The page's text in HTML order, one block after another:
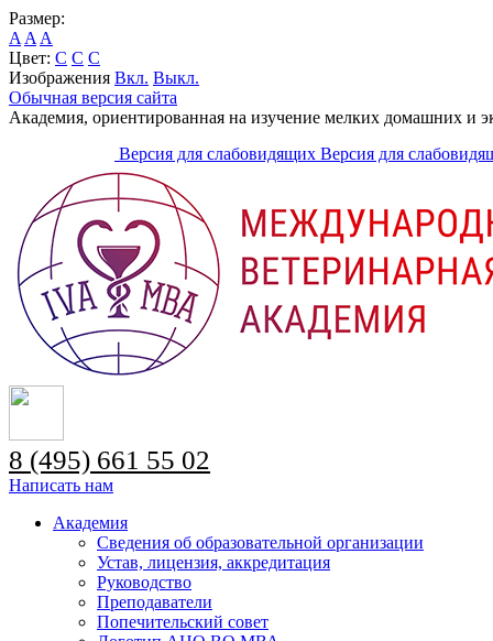
Размер:
A A A
Цвет: C C C
Изображения Вкл. Выкл.
Обычная версия сайта
Академия, ориентированная на изучение мелких домашних и
Версия для слабовидящих Версия для
8 (495) 661 55 02
Написать нам
Академия
Сведения об образовательной организации
Устав, лицензия, аккредитация
Руководство
Преподаватели
Попечительский совет